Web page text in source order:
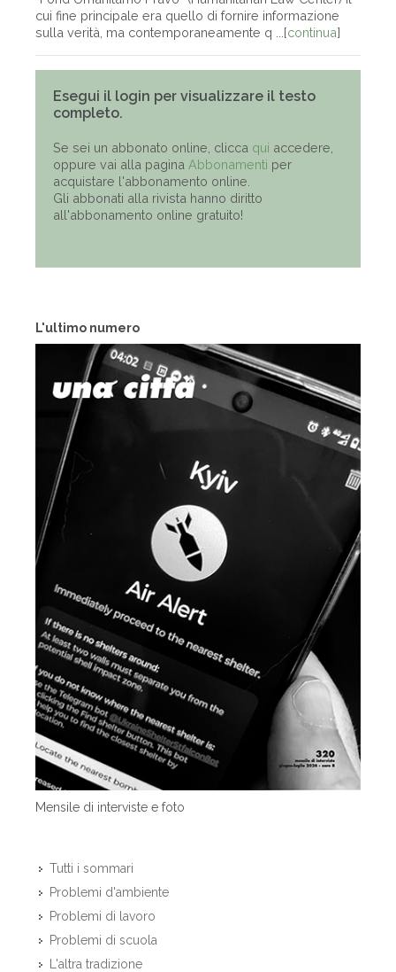
L'ultimo numero
Mensile di interviste e foto
Tutti i sommari
Problemi d'ambiente
Problemi di lavoro
Problemi di scuola
L'altra tradizione
cui fine principale era quello di fornire informazione
sulla verità, ma contemporaneamente q ...[continua]
Esegui il login per visualizzare il testo
completo.
Se sei un abbonato online, clicca qui accedere,
oppure vai alla pagina Abbonamenti per
acquistare l'abbonamento online.
Gli abbonati alla rivista hanno diritto
all'abbonamento online gratuito!